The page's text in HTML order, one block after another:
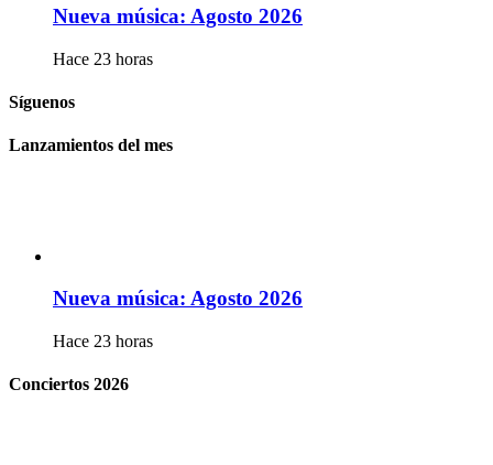
Nueva música: Agosto 2026
Hace 23 horas
Síguenos
Lanzamientos del mes
Nueva música: Agosto 2026
Hace 23 horas
Conciertos 2026